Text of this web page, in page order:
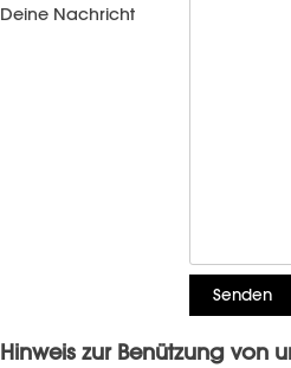
Deine Nachricht
Hinweis zur Benützung von